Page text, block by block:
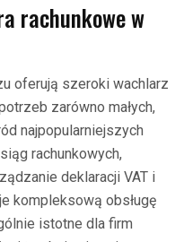
rachunkowe w
oferują szeroki wachlarz
zarówno małych,
najpopularniejszych
rachunkowych,
deklaracji VAT i
kompleksową obsługę
istotne dla firm